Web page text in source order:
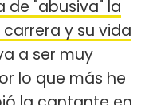
de "abusiva" la
y su vida
a ser muy
lo que más he